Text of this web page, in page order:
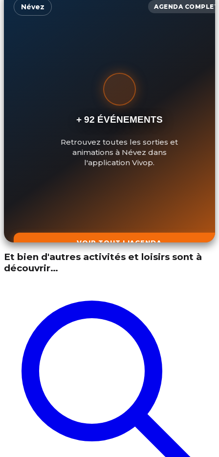
Névez AGENDA COMPLET
+ 92 ÉVÉNEMENTS
Retrouvez toutes les sorties et
animations à Névez dans
l'application Vivop.
VOIR TOUT L'AGENDA
Et bien d'autres activités et loisirs sont à
découvrir…